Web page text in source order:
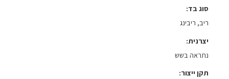
סוג בד
ריב, ריבינג
יצרנית
נתראה בשש
תקן ייצור